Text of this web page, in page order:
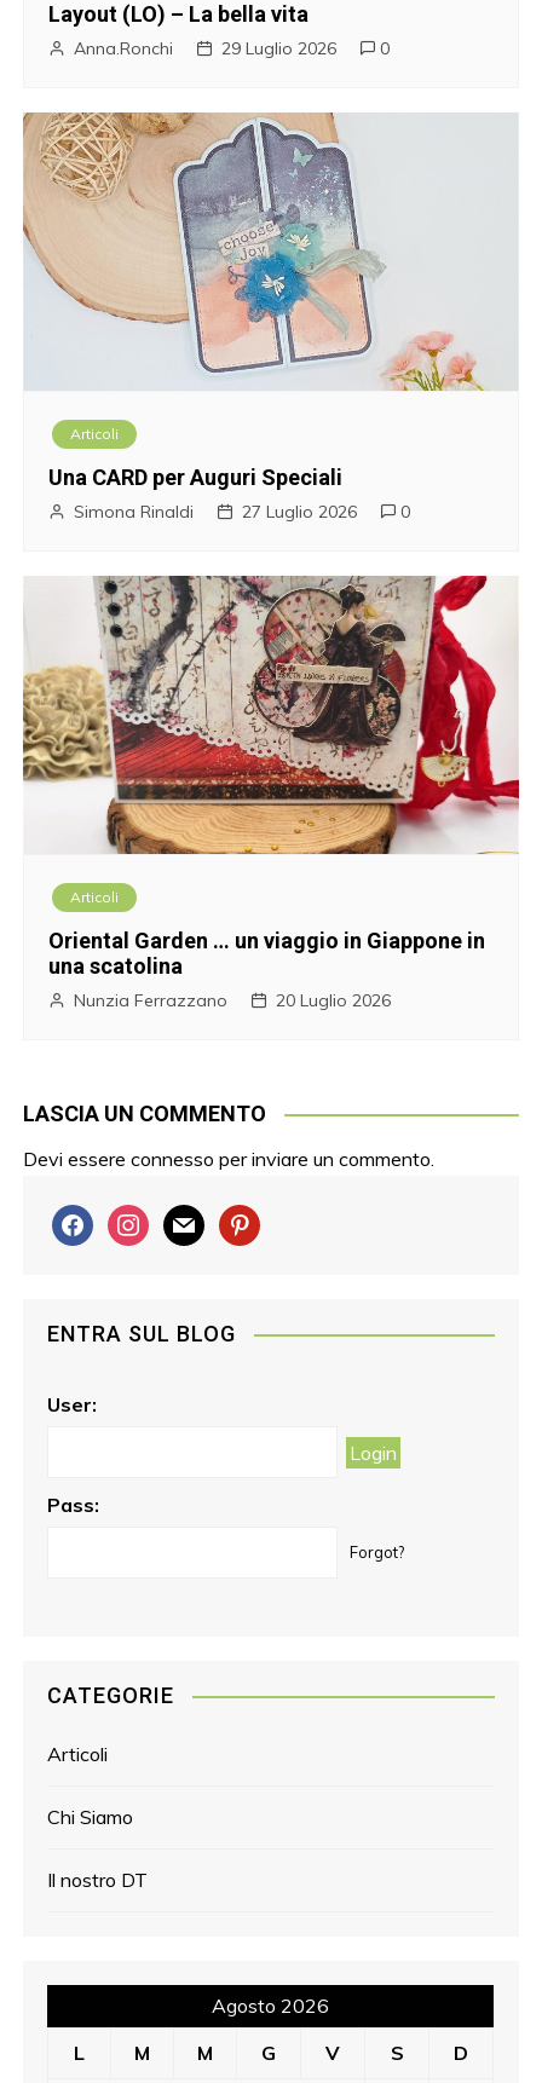
Layout (LO) – La bella vita
Anna.Ronchi 29 Luglio 2026 0
Articoli
Una CARD per Auguri Speciali
Simona Rinaldi 27 Luglio 2026 0
Articoli
Oriental Garden … un viaggio in Giappone in
una scatolina
Nunzia Ferrazzano 20 Luglio 2026
LASCIA UN COMMENTO
Devi essereconnesso per inviare un commento.
f
a
b
o
i
n
a
m
a
p
e
ENTRA SUL BLOG
User:
Pass:
Forgot?
CATEGORIE
Articoli
Chi Siamo
Il nostro DT
Agosto 2026
L
M M G V S D